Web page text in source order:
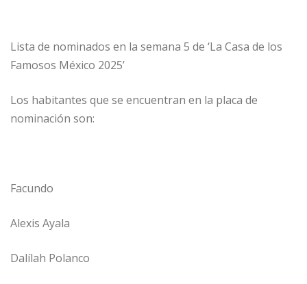
Lista de nominados en la semana 5 de ‘La Casa de los
Famosos México 2025’
Los habitantes que se encuentran en la placa de
nominación son:
Facundo
Alexis Ayala
Dalílah Polanco